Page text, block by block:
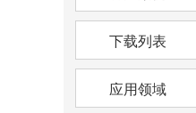
下载列表
应用领域